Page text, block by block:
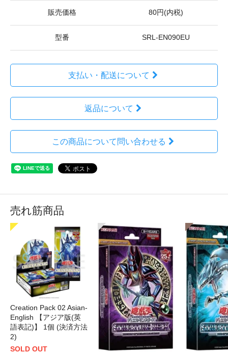
販売価格 80円(内税)
型番 SRL-EN090EU
支払い・配送について
返品について
この商品について問い合わせる
売れ筋商品
Creation Pack 02 Asian-
English 【アジア版(英
語表記)】 1個 (決済方法
2)
SOLD OUT